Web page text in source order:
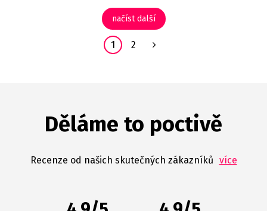
načíst další
1 2
Děláme to poctivě
Recenze od našich skutečných zákazníků více